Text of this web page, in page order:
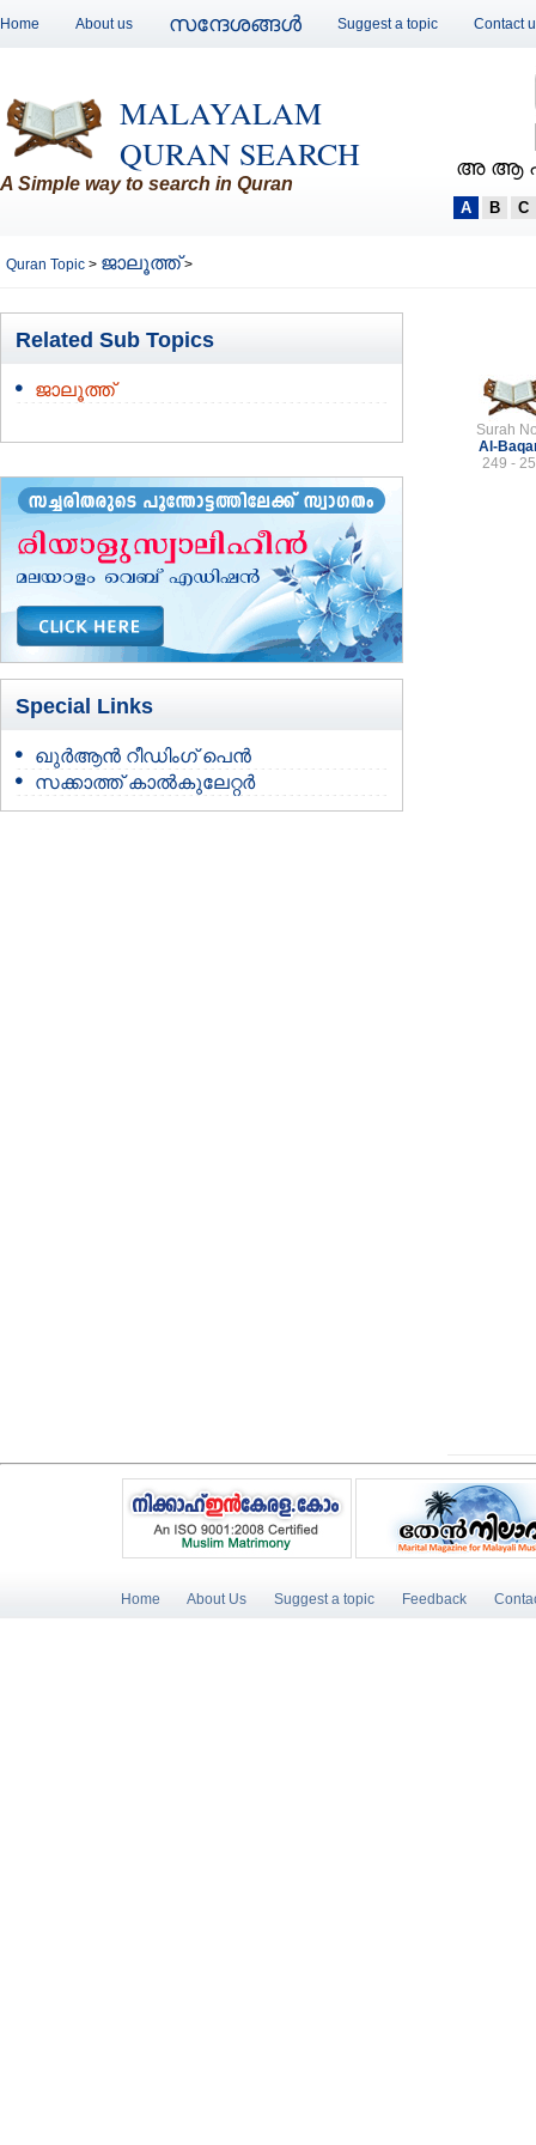
Home About us സന്ദേശങ്ങള്‍ Suggest a topic Contact
MALAYALAM
QURAN SEARCH
A Simple way to search in Quran
അ ആ
A B C
Quran Topic > ജാലൂത്ത് >
Related Sub Topics
ജാലൂത്ത്
Special Links
ഖുർആൻ റീഡിംഗ് പെൻ
സക്കാത്ത് കാൽകുലേറ്റർ
Surah
Al-
249 -
Home About Us Suggest a topic Feedback